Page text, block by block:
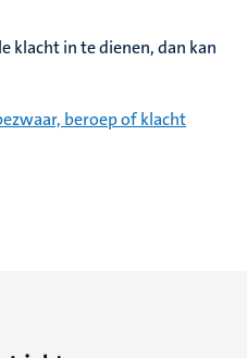
klacht in te dienen, dan kan
beroep of klacht